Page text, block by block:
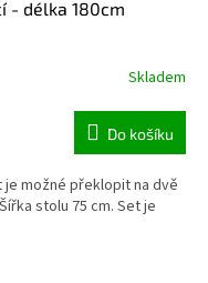
- délka 180cm
Skladem
Do košíku
možné překlopit na dvě
stolu 75 cm. Set je